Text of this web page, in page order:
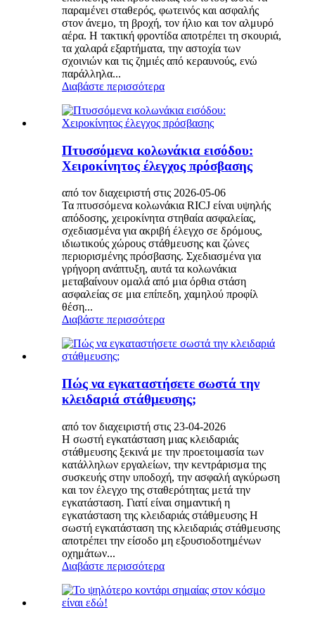
παραμένει σταθερός, φωτεινός και ασφαλής
στον άνεμο, τη βροχή, τον ήλιο και τον αλμυρό
αέρα. Η τακτική φροντίδα αποτρέπει τη σκουριά,
τα χαλαρά εξαρτήματα, την αστοχία των
σχοινιών και τις ζημιές από κεραυνούς, ενώ
παράλληλα...
Διαβάστε περισσότερα
Πτυσσόμενα κολωνάκια εισόδου:
Χειροκίνητος έλεγχος πρόσβασης
από τον διαχειριστή στις 2026-05-06
Τα πτυσσόμενα κολωνάκια RICJ είναι υψηλής
απόδοσης, χειροκίνητα στηθαία ασφαλείας,
σχεδιασμένα για ακριβή έλεγχο σε δρόμους,
ιδιωτικούς χώρους στάθμευσης και ζώνες
περιορισμένης πρόσβασης. Σχεδιασμένα για
γρήγορη ανάπτυξη, αυτά τα κολωνάκια
μεταβαίνουν ομαλά από μια όρθια στάση
ασφαλείας σε μια επίπεδη, χαμηλού προφίλ
θέση...
Διαβάστε περισσότερα
Πώς να εγκαταστήσετε σωστά την
κλειδαριά στάθμευσης;
από τον διαχειριστή στις 23-04-2026
Η σωστή εγκατάσταση μιας κλειδαριάς
στάθμευσης ξεκινά με την προετοιμασία των
κατάλληλων εργαλείων, την κεντράρισμα της
συσκευής στην υποδοχή, την ασφαλή αγκύρωση
και τον έλεγχο της σταθερότητας μετά την
εγκατάσταση. Γιατί είναι σημαντική η
εγκατάσταση της κλειδαριάς στάθμευσης Η
σωστή εγκατάσταση της κλειδαριάς στάθμευσης
αποτρέπει την είσοδο μη εξουσιοδοτημένων
οχημάτων...
Διαβάστε περισσότερα